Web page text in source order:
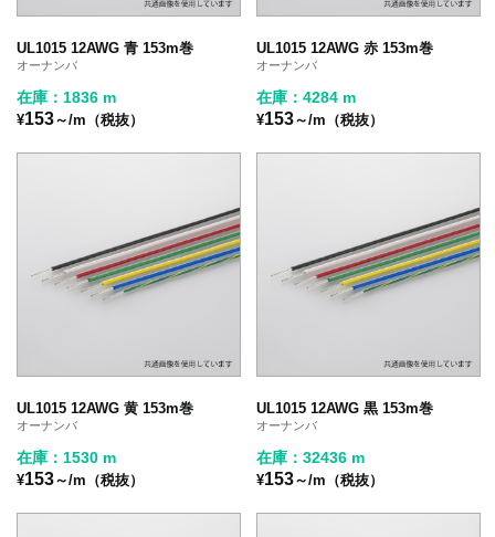
UL1015 12AWG 青 153m巻
オーナンバ
在庫：1836 m
¥153～/m（税抜）
UL1015 12AWG 赤 153m巻
オーナンバ
在庫：4284 m
¥153～/m（税抜）
UL1015 12AWG 黄 153m巻
オーナンバ
在庫：1530 m
¥153～/m（税抜）
UL1015 12AWG 黒 153m巻
オーナンバ
在庫：32436 m
¥153～/m（税抜）